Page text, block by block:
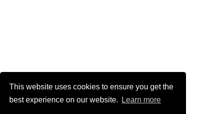
This website uses cookies to ensure you get the
best experience on our website.
Learn more